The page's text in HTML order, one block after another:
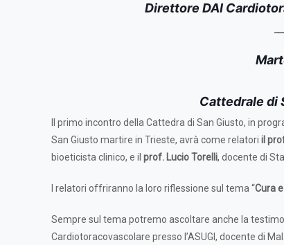
Direttore DAI
Cattedrale di
Il primo incontro della Cattedra di San Giusto, in
San Giusto martire in Trieste, avrà come relatori il
bioeticista clinico, e il prof. Lucio Torelli, docente di
I relatori offriranno la loro riflessione sul tema “Cura
Sempre sul tema potremo ascoltare anche la
Cardiotoracovascolare presso l’ASUGI, docente di